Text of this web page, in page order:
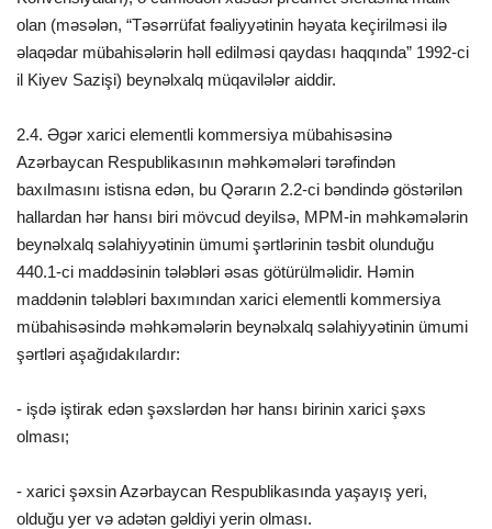
olan (məsələn, “Təsərrüfat fəaliyyətinin həyata keçirilməsi ilə
əlaqədar mübahisələrin həll edilməsi qaydası haqqında” 1992-ci
il Kiyev Sazişi) beynəlxalq müqavilələr aiddir.
2.4. Əgər xarici elementli kommersiya mübahisəsinə
Azərbaycan Respublikasının məhkəmələri tərəfindən
baxılmasını istisna edən, bu Qərarın 2.2-ci bəndində göstərilən
hallardan hər hansı biri mövcud deyilsə, MPM-in məhkəmələrin
beynəlxalq səlahiyyətinin ümumi şərtlərinin təsbit olunduğu
440.1-ci maddəsinin tələbləri əsas götürülməlidir. Həmin
maddənin tələbləri baxımından xarici elementli kommersiya
mübahisəsində məhkəmələrin beynəlxalq səlahiyyətinin ümumi
şərtləri aşağıdakılardır:
- işdə iştirak edən şəxslərdən hər hansı birinin xarici şəxs
olması;
- xarici şəxsin Azərbaycan Respublikasında yaşayış yeri,
olduğu yer və adətən gəldiyi yerin olması.